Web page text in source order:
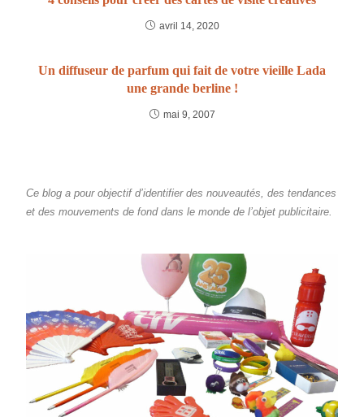
avril 14, 2020
Un diffuseur de parfum qui fait de votre vieille Lada
une grande berline !
mai 9, 2007
Ce blog a pour objectif d’identifier des nouveautés, des tendances
et des mouvements de fond dans le monde de l’objet publicitaire.